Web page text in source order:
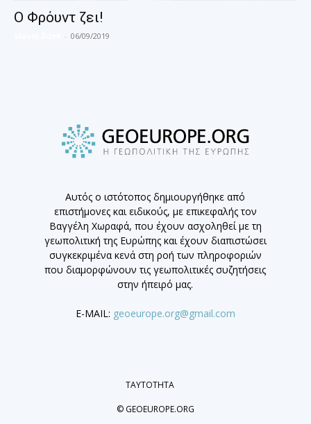
Ο Φρόυντ ζει!
- 06/09/2019
Αυτός ο ιστότοπος δημιουργήθηκε από
επιστήμονες και ειδικούς, με επικεφαλής τον
Βαγγέλη Χωραφά, που έχουν ασχοληθεί με τη
γεωπολιτική της Ευρώπης και έχουν διαπιστώσει
συγκεκριμένα κενά στη ροή των πληροφοριών
που διαμορφώνουν τις γεωπολιτικές συζητήσεις
στην ήπειρό μας.
E-MAIL: geoeurope.org@gmail.com
ΤΑΥΤΟΤΗΤΑ
© GEOEUROPE.ORG